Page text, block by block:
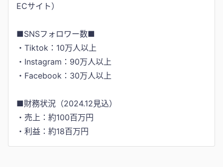
ECサイト）
■SNSフォロワー数■
・Tiktok：10万人以上
・Instagram：90万人以上
・Facebook：30万人以上
■財務状況（2024.12見込）
・売上：約100百万円
・利益：約18百万円